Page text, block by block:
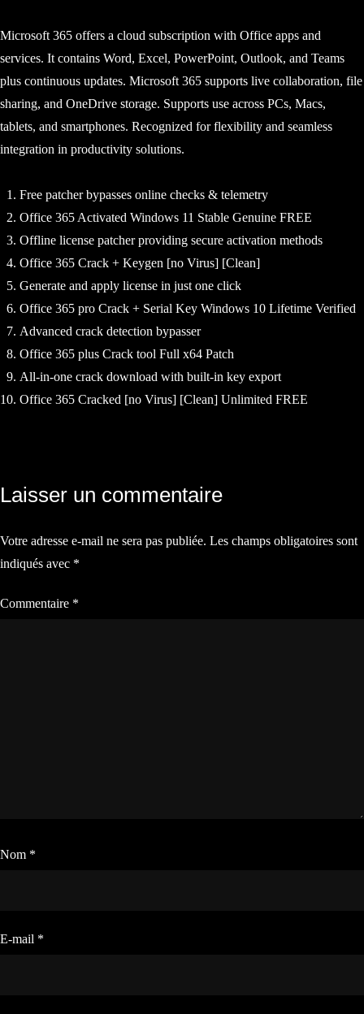
Microsoft 365 offers a cloud subscription with Office apps and
services. It contains Word, Excel, PowerPoint, Outlook, and Teams
plus continuous updates. Microsoft 365 supports live collaboration, file
sharing, and OneDrive storage. Supports use across PCs, Macs,
tablets, and smartphones. Recognized for flexibility and seamless
integration in productivity solutions.
Free patcher bypasses online checks & telemetry
Office 365 Activated Windows 11 Stable Genuine FREE
Offline license patcher providing secure activation methods
Office 365 Crack + Keygen [no Virus] [Clean]
Generate and apply license in just one click
Office 365 pro Crack + Serial Key Windows 10 Lifetime Verified
Advanced crack detection bypasser
Office 365 plus Crack tool Full x64 Patch
All-in-one crack download with built-in key export
Office 365 Cracked [no Virus] [Clean] Unlimited FREE
de
l’article
Laisser un commentaire
Votre adresse e-mail ne sera pas publiée. Les champs obligatoires sont
indiqués avec *
Commentaire *
Nom *
E-mail *